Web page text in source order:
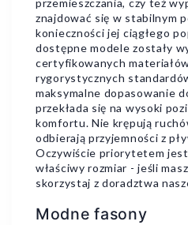
przemieszczania, czy też
znajdować się w stabilnym
konieczności jej ciągłego
dostępne modele zostały
certyfikowanych
rygorystycznych
maksymalne dopasowanie
przekłada się na wysoki
komfortu. Nie krępują
odbierają przyjemności z
Oczywiście priorytetem
właściwy rozmiar - jeśli
skorzystaj z doradztwa
Modne fasony